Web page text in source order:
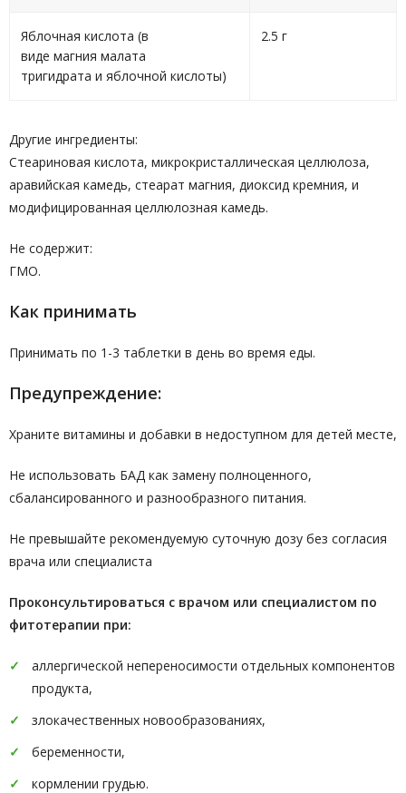
Яблочная кислота (в
виде магния малата
тригидрата и яблочной кислоты)
2.5 г
Другие ингредиенты:
Стеариновая кислота, микрокристаллическая целлюлоза,
аравийская камедь, стеарат магния, диоксид кремния, и
модифицированная целлюлозная камедь.
Не содержит:
ГМО.
Как принимать
Принимать по 1-3 таблетки в день во время еды.
Предупреждение:
Храните витамины и добавки в недоступном для детей месте,
Не использовать БАД как замену полноценного,
сбалансированного и разнообразного питания.
Не превышайте рекомендуемую суточную дозу без согласия
врача или специалиста
Проконсультироваться с врачом или специалистом по
фитотерапии при:
аллергической непереносимости отдельных компонентов
продукта,
злокачественных новообразованиях,
беременности,
кормлении грудью.